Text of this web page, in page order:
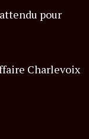
pour
Charlevoix